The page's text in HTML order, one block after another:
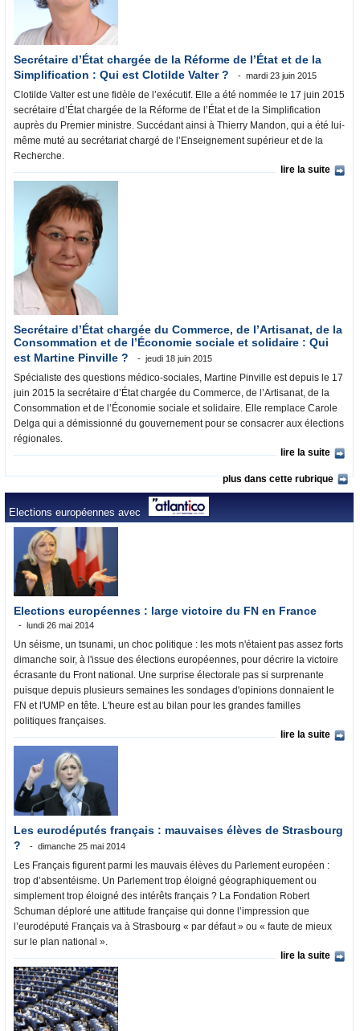
Secrétaire d’État chargée de la Réforme de l’État et de la
Simplification : Qui est Clotilde Valter ?
mardi 23 juin 2015
Clotilde Valter est une fidèle de l’exécutif. Elle a été nommée le 17 juin 2015
secrétaire d’État chargée de la Réforme de l’État et de la Simplification
auprès du Premier ministre. Succédant ainsi à Thierry Mandon, qui a été lui-
même muté au secrétariat chargé de l’Enseignement supérieur et de la
Recherche.
lire la suite
Secrétaire d’État chargée du Commerce, de l’Artisanat, de la
Consommation et de l’Économie sociale et solidaire : Qui
est Martine Pinville ?
jeudi 18 juin 2015
Spécialiste des questions médico-sociales, Martine Pinville est depuis le 17
juin 2015 la secrétaire d’État chargée du Commerce, de l’Artisanat, de la
Consommation et de l’Économie sociale et solidaire. Elle remplace Carole
Delga qui a démissionné du gouvernement pour se consacrer aux élections
régionales.
lire la suite
plus dans cette rubrique
Elections européennes avec
Elections européennes : large victoire du FN en France
lundi 26 mai 2014
Un séisme, un tsunami, un choc politique : les mots n'étaient pas assez forts
dimanche soir, à l'issue des élections européennes, pour décrire la victoire
écrasante du Front national. Une surprise électorale pas si surprenante
puisque depuis plusieurs semaines les sondages d'opinions donnaient le
FN et l'UMP en tête. L'heure est au bilan pour les grandes familles
politiques françaises.
lire la suite
Les eurodéputés français : mauvaises élèves de Strasbourg
?
dimanche 25 mai 2014
Les Français figurent parmi les mauvais élèves du Parlement européen :
trop d’absentéisme. Un Parlement trop éloigné géographiquement ou
simplement trop éloigné des intérêts français ? La Fondation Robert
Schuman déploré une attitude française qui donne l’impression que
l’eurodéputé Français va à Strasbourg « par défaut » ou « faute de mieux
sur le plan national ».
lire la suite